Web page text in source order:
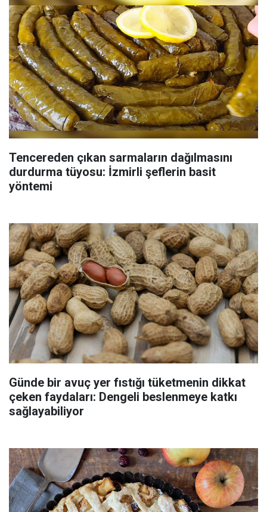
Tencereden çıkan sarmaların dağılmasını
durdurma tüyosu: İzmirli şeflerin basit
yöntemi
Günde bir avuç yer fıstığı tüketmenin dikkat
çeken faydaları: Dengeli beslenmeye katkı
sağlayabiliyor